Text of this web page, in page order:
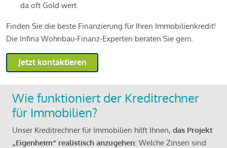
da oft Gold wert.
Finden Sie die beste Finanzierung für Ihren Immobilienkredit!
Die Infina Wohnbau-Finanz-Experten beraten Sie gern.
Jetzt kontaktieren
Wie funktioniert der Kreditrechner
für Immobilien?
Unser Kreditrechner für Immobilien hilft Ihnen, das Projekt
„Eigenheim“ realistisch anzugehen: Welche Zinsen sind